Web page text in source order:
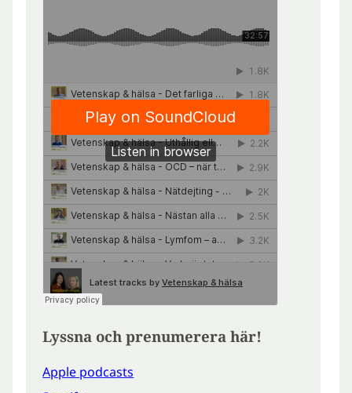
Lyssna och prenumerera här!
Apple podcasts